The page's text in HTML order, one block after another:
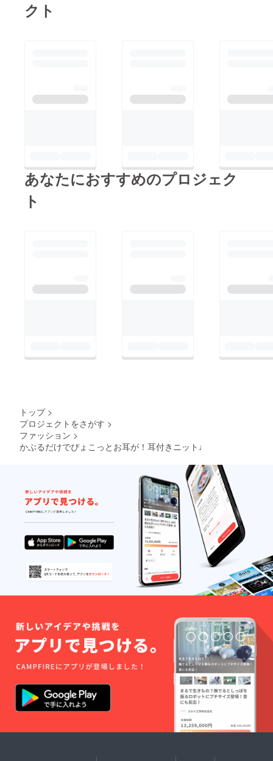
クト
あなたにおすすめのプロジェク
ト
トップ >
プロジェクトをさがす >
ファッション >
かぶるだけでぴょこっとお耳が！耳付きニット♩